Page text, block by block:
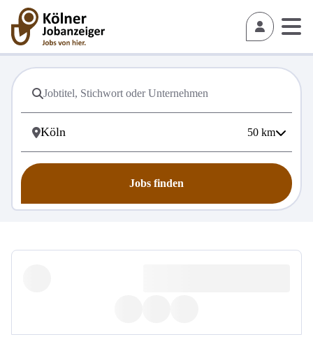
50 km
Jobs finden